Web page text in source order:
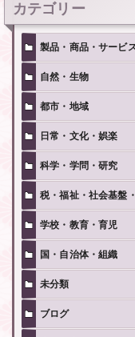
カテゴリー
製品・商品・サービ
自然・生物
都市・地域
日常・文化・娯楽
科学・学問・研究
税・福祉・社会基盤
学校・教育・育児
国・自治体・組織
未分類
ブログ